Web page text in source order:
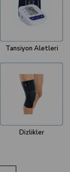
Tansiyon Aletleri
Dizlikler